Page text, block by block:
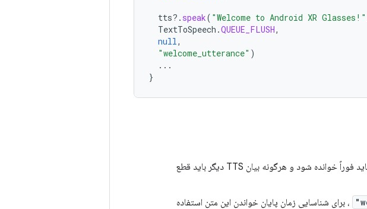
tts?. speak( "Welcome to Android XR Glasses!"
TextToSpeech .QUEUE_FLUSH,
null,
"welcome_utterance" )
...
}
نشان می‌دهد که متن باید فوراً خوانده شود و هرگونه بیان TTS دیگر باید قطع
، برای شناسایی زمان پایان خواندن این متن استفاده